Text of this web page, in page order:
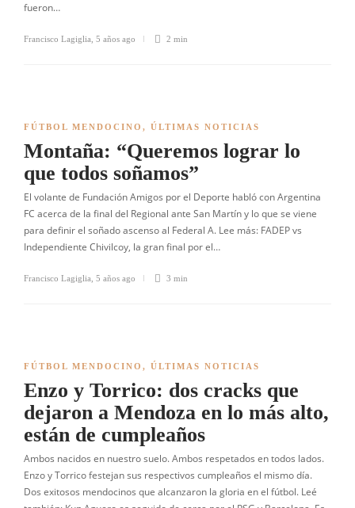
fueron…
Francisco Lagiglia 5 años ago 2 min
FÚTBOL MENDOCINO , ÚLTIMAS NOTICIAS
Montaña: “Queremos lograr lo
que todos soñamos”
El volante de Fundación Amigos por el Deporte habló con Argentina
FC acerca de la final del Regional ante San Martín y lo que se viene
para definir el soñado ascenso al Federal A. Lee más: FADEP vs
Independiente Chivilcoy, la gran final por el…
Francisco Lagiglia 5 años ago 3 min
FÚTBOL MENDOCINO , ÚLTIMAS NOTICIAS
Enzo y Torrico: dos cracks que
dejaron a Mendoza en lo más alto,
están de cumpleaños
Ambos nacidos en nuestro suelo. Ambos respetados en todos lados.
Enzo y Torrico festejan sus respectivos cumpleaños el mismo día.
Dos exitosos mendocinos que alcanzaron la gloria en el fútbol. Leé